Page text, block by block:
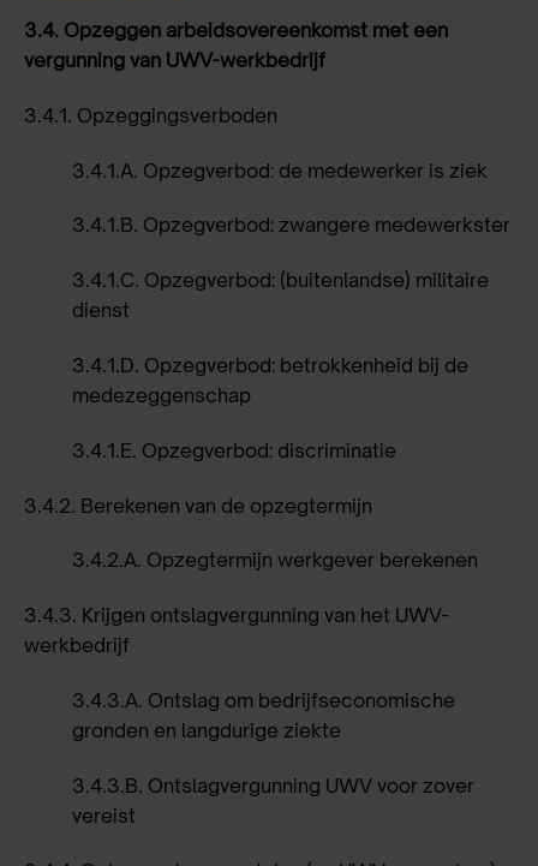
3.4. Opzeggen arbeidsovereenkomst met een
vergunning van UWV-werkbedrijf
3.4.1. Opzeggingsverboden
3.4.1.A. Opzegverbod: de medewerker is ziek
3.4.1.B. Opzegverbod: zwangere medewerkster
3.4.1.C. Opzegverbod: (buitenlandse) militaire
dienst
3.4.1.D. Opzegverbod: betrokkenheid bij de
medezeggenschap
3.4.1.E. Opzegverbod: discriminatie
3.4.2. Berekenen van de opzegtermijn
3.4.2.A. Opzegtermijn werkgever berekenen
3.4.3. Krijgen ontslagvergunning van het UWV-
werkbedrijf
3.4.3.A. Ontslag om bedrijfseconomische
gronden en langdurige ziekte
3.4.3.B. Ontslagvergunning UWV voor zover
vereist